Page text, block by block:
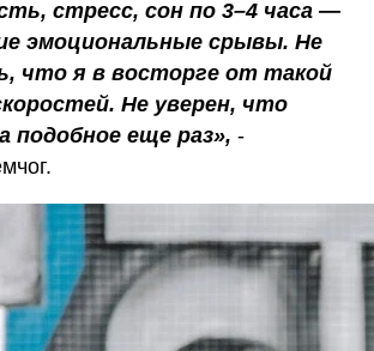
стресс, сон по 3–4 часа —
эмоциональные срывы. Не
что я в восторге от такой
Не уверен, что
подобное еще раз», -